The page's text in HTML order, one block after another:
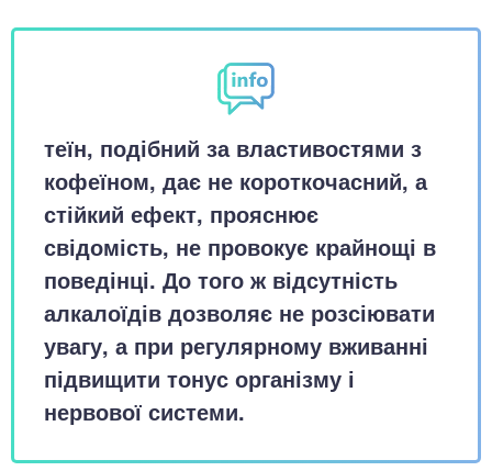
теїн, подібний за властивостями з
кофеїном, дає не короткочасний, а
стійкий ефект, прояснює
свідомість, не провокує крайнощі в
поведінці. До того ж відсутність
алкалоїдів дозволяє не розсіювати
увагу, а при регулярному вживанні
підвищити тонус організму і
нервової системи.